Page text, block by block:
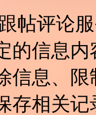
帖评论
的信息
信息、
存相关记